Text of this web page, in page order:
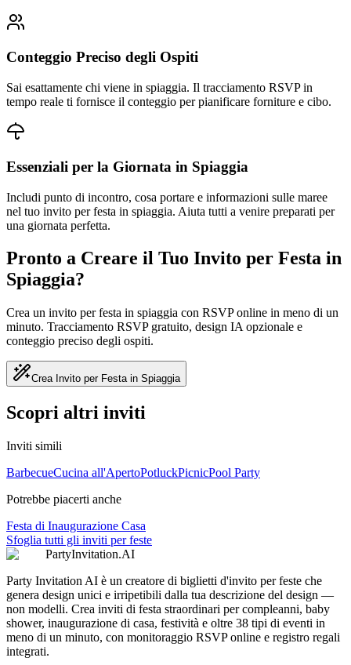
Conteggio Preciso degli Ospiti
Sai esattamente chi viene in spiaggia. Il tracciamento RSVP in
tempo reale ti fornisce il conteggio per pianificare forniture e cibo.
Essenziali per la Giornata in Spiaggia
Includi punto di incontro, cosa portare e informazioni sulle maree
nel tuo invito per festa in spiaggia. Aiuta tutti a venire preparati per
una giornata perfetta.
Pronto a Creare il Tuo Invito per Festa in
Spiaggia?
Crea un invito per festa in spiaggia con RSVP online in meno di un
minuto. Tracciamento RSVP gratuito, design IA opzionale e
conteggio preciso degli ospiti.
Crea Invito per Festa in Spiaggia
Scopri altri inviti
Inviti simili
BarbecueCucina all'ApertoPotluckPicnicPool Party
Potrebbe piacerti anche
Festa di Inaugurazione Casa
Sfoglia tutti gli inviti per feste
PartyInvitation.AI
Party Invitation AI è un creatore di biglietti d'invito per feste che
genera design unici e irripetibili dalla tua descrizione del design —
non modelli. Crea inviti di festa straordinari per compleanni, baby
shower, inaugurazione di casa, festività e oltre 38 tipi di eventi in
meno di un minuto, con monitoraggio RSVP online e registro regali
integrati.